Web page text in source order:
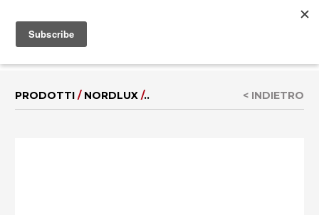
PRODOTTI / NORDLUX /.. < INDIETRO